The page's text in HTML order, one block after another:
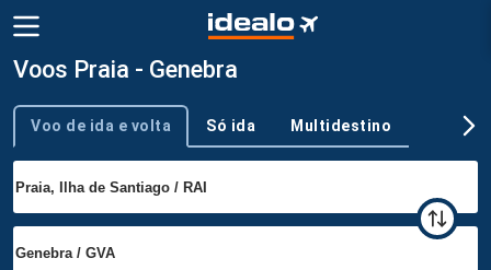
Voos Praia - Genebra
Tipo de viagem
Voo de ida e volta Só ida Multidestino